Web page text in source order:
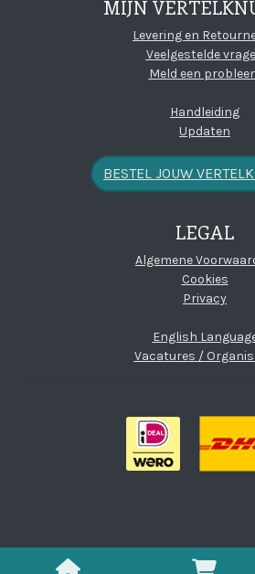
MIJN
Levering en
Veelgestelde
Meld een
Handleiding
Updaten
BESTEL JOUW
LEGAL
Algemene
Cookies
Privacy
English
Vacatures /